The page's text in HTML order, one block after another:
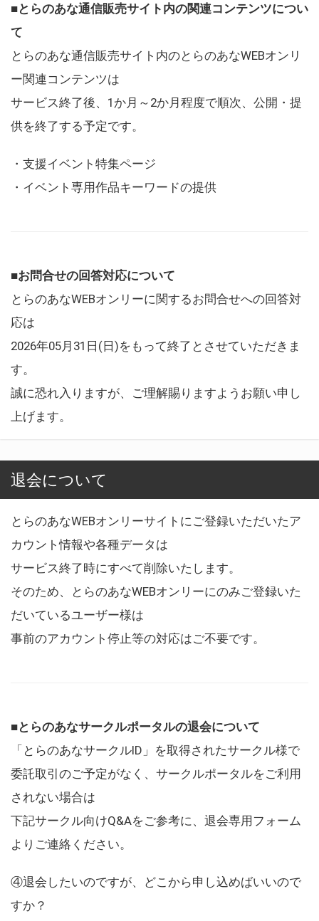
■とらのあな通信販売サイト内の関連コンテンツについ
て
とらのあな通信販売サイト内のとらのあなWEBオンリ
ー関連コンテンツは
サービス終了後、1か月～2か月程度で順次、公開・提
供を終了する予定です。
・支援イベント特集ページ
・イベント専用作品キーワードの提供
■お問合せの回答対応について
とらのあなWEBオンリーに関するお問合せへの回答対
応は
2026年05月31日(日)をもって終了とさせていただきま
す。
誠に恐れ入りますが、ご理解賜りますようお願い申し
上げます。
退会について
とらのあなWEBオンリーサイトにご登録いただいたア
カウント情報や各種データは
サービス終了時にすべて削除いたします。
そのため、とらのあなWEBオンリーにのみご登録いた
だいているユーザー様は
事前のアカウント停止等の対応はご不要です。
■とらのあなサークルポータルの退会について
「とらのあなサークルID」を取得されたサークル様で
委託取引のご予定がなく、サークルポータルをご利用
されない場合は
下記サークル向けQ&Aをご参考に、退会専用フォーム
よりご連絡ください。
④退会したいのですが、どこから申し込めばいいので
すか？